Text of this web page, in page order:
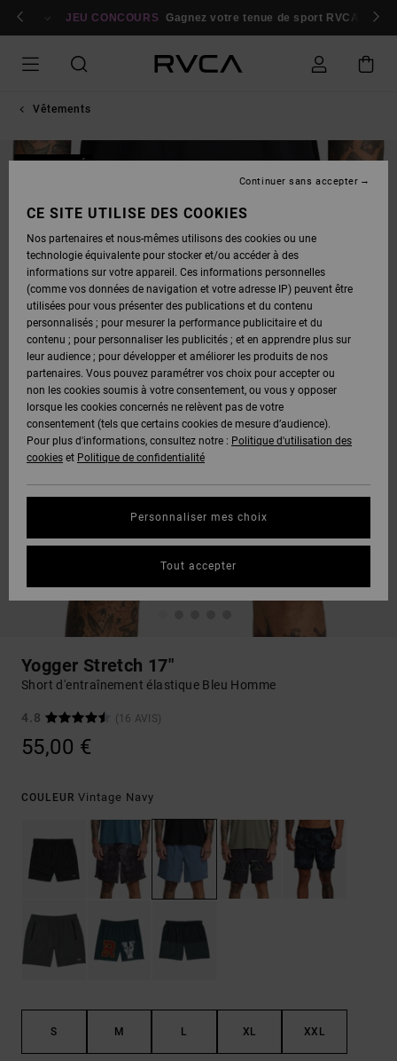
Se connecter / s'inscrire
JEU CONCOURS Gagnez votre tenue de sport RVCA
Vêtements
Yogger Stretch 17"
Short d'entraînement élastique Bleu Homme
4.8 (16 AVIS)
55,00 €
COULEUR Vintage Navy
S M L XL XXL
CE SITE UTILISE DES COOKIES
Nos partenaires et nous-mêmes utilisons des cookies ou une
technologie équivalente pour stocker et/ou accéder à des
informations sur votre appareil. Ces informations personnelles
(comme vos données de navigation et votre adresse IP) peuvent être
utilisées pour vous présenter des publications et du contenu
personnalisés ; pour mesurer la performance publicitaire et du
contenu ; pour personnaliser les publicités ; et en apprendre plus sur
leur audience ; pour développer et améliorer les produits de nos
partenaires. Vous pouvez paramétrer vos choix pour accepter ou
non les cookies soumis à votre consentement, ou vous y opposer
lorsque les cookies concernés ne relèvent pas de votre
consentement (tels que certains cookies de mesure d’audience).
Pour plus d'informations, consultez notre : Politique d'utilisation des
cookies et Politique de confidentialité
Personnaliser mes choix
Continuer sans accepter
Tout accepter